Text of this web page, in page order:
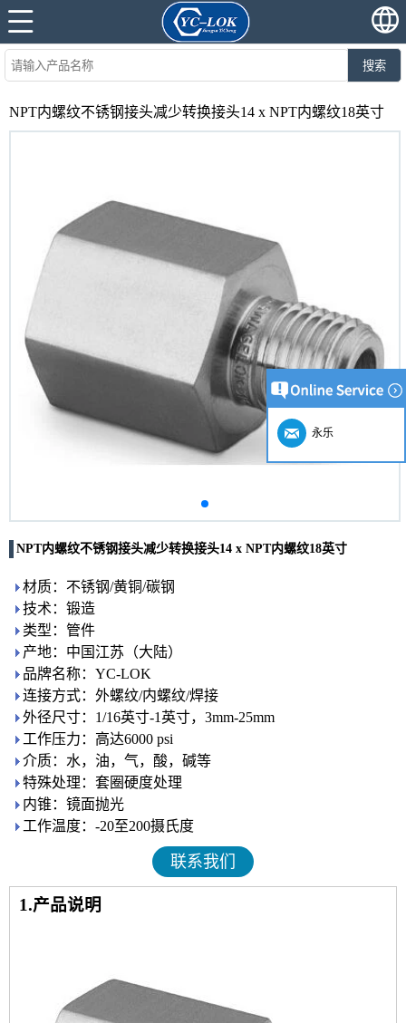
搜索
NPT内螺纹不锈钢接头减少转换接头14 x NPT内螺纹18英寸
NPT内螺纹不锈钢接头减少转换接头14 x NPT内螺纹18英寸
材质：不锈钢/黄铜/碳钢
技术：锻造
类型：管件
产地：中国江苏（大陆）
品牌名称：YC-LOK
连接方式：外螺纹/内螺纹/焊接
外径尺寸：1/16英寸-1英寸，3mm-25mm
工作压力：高达6000 psi
介质：水，油，气，酸，碱等
特殊处理：套圈硬度处理
内锥：镜面抛光
工作温度：-20至200摄氏度
联系我们
1.产品说明
永乐